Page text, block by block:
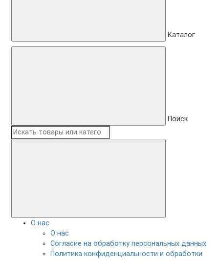
Каталог
Поиск
О нас
О нас
Согласие на обработку персональных данных
Политика конфиденциальности и обработки